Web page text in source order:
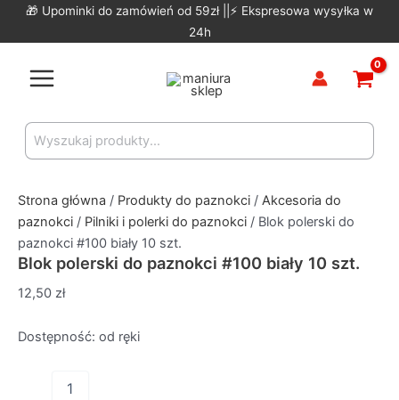
🎁 Upominki do zamówień od 59zł ||⚡ Ekspresowa wysyłka w
24h
Main
Menu
Search
for:
Strona główna / Produkty do paznokci / Akcesoria do
paznokci / Pilniki i polerki do paznokci / Blok polerski do
paznokci #100 biały 10 szt.
Blok polerski do paznokci #100 biały 10 szt.
12,50 zł
Dostępność: od ręki